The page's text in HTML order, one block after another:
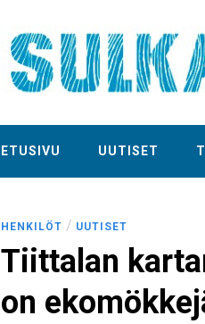
ETUSIVU UUTISET
HENKILÖT / UUTISET
Tiittalan
on